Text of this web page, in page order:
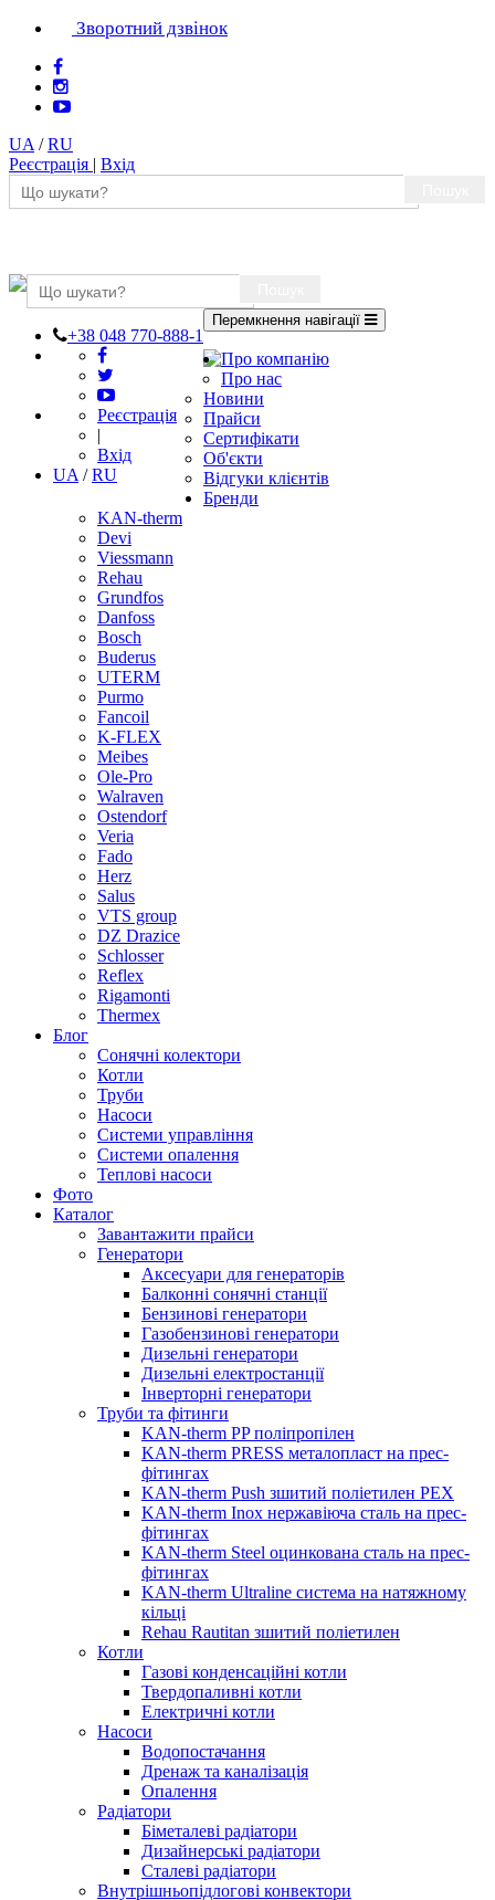
Зворотний дзвінок
UA /RU
Реєстрація | Вхід
+38 048 770-888-1
Реєстрація
|
Вхід
UA /RU
Перемкнення навігації
Про компанію
Про нас
Новини
Прайси
Сертифікати
Об'єкти
Відгуки клієнтів
Бренди
KAN-therm
Devi
Viessmann
Rehau
Grundfos
Danfoss
Bosch
Buderus
UTERM
Purmo
Fancoil
K-FLEX
Meibes
Ole-Pro
Walraven
Ostendorf
Veria
Fado
Herz
Salus
VTS group
DZ Drazice
Schlosser
Reflex
Rigamonti
Thermex
Блог
Сонячні колектори
Котли
Труби
Насоси
Системи управління
Системи опалення
Теплові насоси
Фото
Каталог
Завантажити прайси
Генератори
Аксесуари для генераторів
Балконні сонячні станції
Бензинові генератори
Газобензинові генератори
Дизельні генератори
Дизельні електростанції
Інверторні генератори
Труби та фітинги
KAN-therm PP поліпропілен
KAN-therm PRESS металопласт на прес-
фітингах
KAN-therm Push зшитий поліетилен PEX
KAN-therm Inox нержавіюча сталь на прес-
фітингах
KAN-therm Steel оцинкована сталь на прес-
фітингах
KAN-therm Ultraline система на натяжному
кільці
Rehau Rautitan зшитий поліетилен
Котли
Газові конденсаційні котли
Твердопаливні котли
Електричні котли
Насоси
Водопостачання
Дренаж та каналізація
Опалення
Радіатори
Біметалеві радіатори
Дизайнерські радіатори
Сталеві радіатори
Внутрішньопідлогові конвектори